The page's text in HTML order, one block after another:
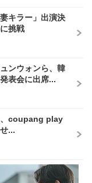
キラー」出演決
挑戦
ンウォンら、韓
表会に出席...
、coupang play
...